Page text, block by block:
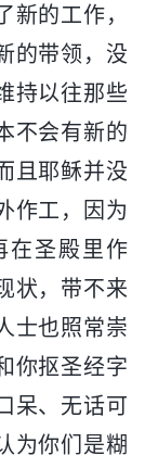
的工作，
的带领，没
持以往那些
不会有新的
且耶稣并没
作工，因为
在圣殿里作
状，带不来
士也照常崇
你抠圣经字
呆、无话可
为你们是糊